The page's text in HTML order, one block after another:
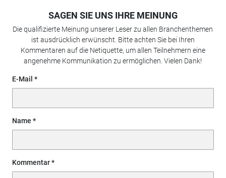
SAGEN SIE UNS IHRE MEINUNG
Die qualifizierte Meinung unserer Leser zu allen Branchenthemen
ist ausdrücklich erwünscht. Bitte achten Sie bei Ihren
Kommentaren auf die Netiquette, um allen Teilnehmern eine
angenehme Kommunikation zu ermöglichen. Vielen Dank!
E-Mail
Name
Kommentar